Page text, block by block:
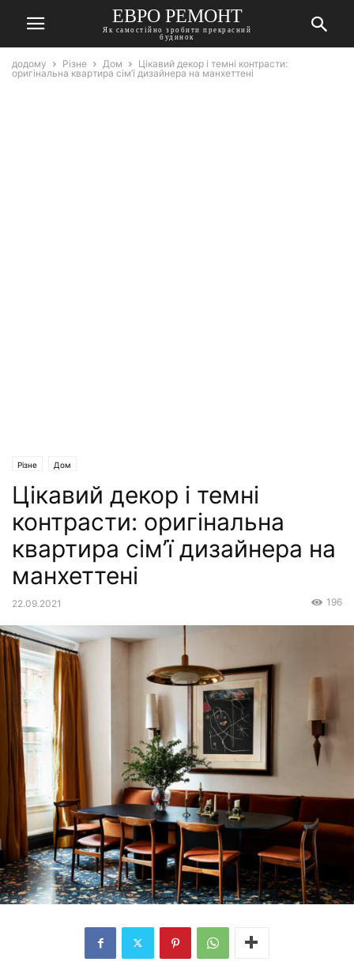
ЕВРО РЕМОНТ
Як самостійно зробити прекрасний
будинок
додому Різне Дом
Цікавий декор і темні контрасти:
оригінальна квартира сім’ї дизайнера на манхеттені
Різне Дом
Цікавий декор і темні
контрасти: оригінальна
квартира сім’ї дизайнера на
манхеттені
22.09.2021 196